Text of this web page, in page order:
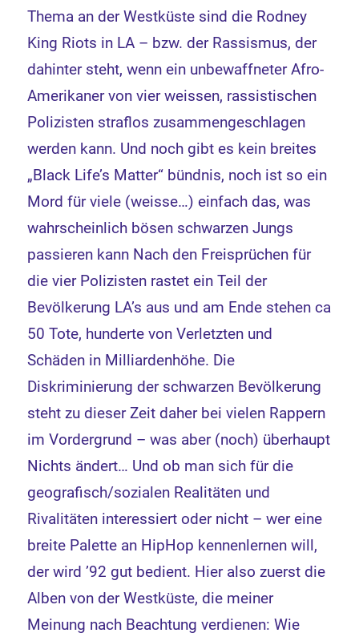
Thema an der Westküste sind die Rodney
King Riots in LA – bzw. der Rassismus, der
dahinter steht, wenn ein unbewaffneter Afro-
Amerikaner von vier weissen, rassistischen
Polizisten straflos zusammengeschlagen
werden kann. Und noch gibt es kein breites
„Black Life’s Matter“ bündnis, noch ist so ein
Mord für viele (weisse…) einfach das, was
wahrscheinlich bösen schwarzen Jungs
passieren kann Nach den Freisprüchen für
die vier Polizisten rastet ein Teil der
Bevölkerung LA’s aus und am Ende stehen ca
50 Tote, hunderte von Verletzten und
Schäden in Milliardenhöhe. Die
Diskriminierung der schwarzen Bevölkerung
steht zu dieser Zeit daher bei vielen Rappern
im Vordergrund – was aber (noch) überhaupt
Nichts ändert… Und ob man sich für die
geografisch/sozialen Realitäten und
Rivalitäten interessiert oder nicht – wer eine
breite Palette an HipHop kennenlernen will,
der wird ’92 gut bedient. Hier also zuerst die
Alben von der Westküste, die meiner
Meinung nach Beachtung verdienen: Wie